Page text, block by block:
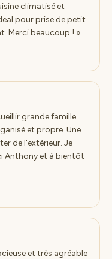
climatisé et
pour prise de petit
Merci beaucoup ! »
grande famille
et propre. Une
de l'extérieur. Je
Anthony et à bientôt
et très agréable